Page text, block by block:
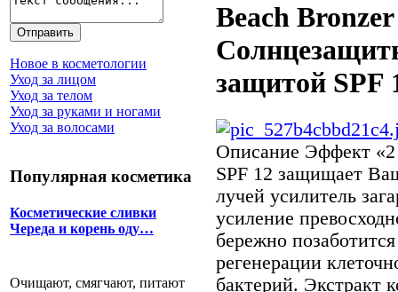
Новое в косметологии
Уход за лицом
Уход за телом
Уход за руками и ногами
Уход за волосами
Популярная косметика
Косметические сливки
Череда и корень оду…
Очищают, смягчают, питают
Beach
защитой SPF
Описание Эффект
SPF 12 защищает
лучей усилитель
усиление
бережно
регенерации
бактерий. Экстракт